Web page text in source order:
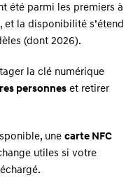
été parmi les premiers à
la disponibilité s’étend
(dont 2026).
la clé numérique
personnes et retirer
une carte NFC
utiles si votre